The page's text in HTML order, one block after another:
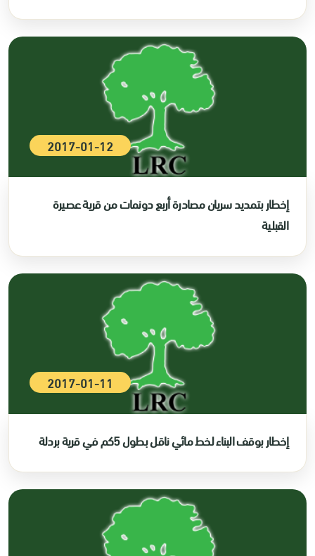
2017-01-12
إخطار بتمديد سريان مصادرة أربع دونمات من قرية عصيرة
القبلية
2017-01-11
إخطار بوقف البناء لخط مائي ناقل بطول 5كم في قرية بردلة